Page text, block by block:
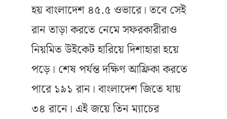
হয় বাংলাদেশ ৪৫.৫ ওভারে। তবে সেই
রান তাড়া করতে নেমে সফরকারীরাও
নিয়মিত উইকেট হারিয়ে দিশাহারা হয়ে
পড়ে। শেষ পর্যন্ত দক্ষিণ আফ্রিকা করতে
পারে ১৯১ রান। বাংলাদেশ জিতে যায়
৩৪ রানে। এই জয়ে তিন ম্যাচের